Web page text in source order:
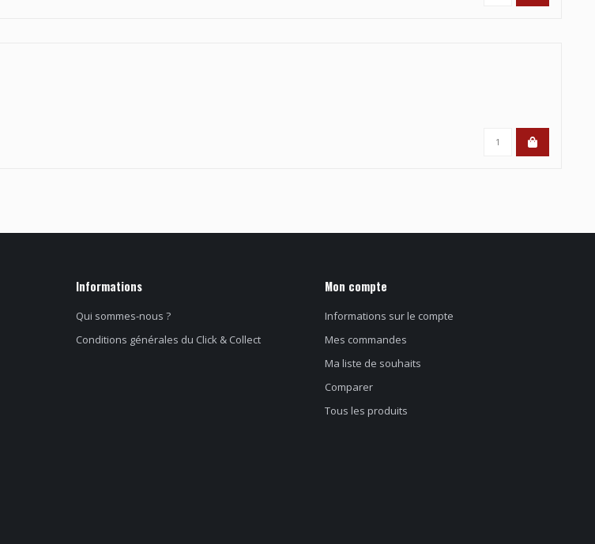
Informations
Qui sommes-nous ?
Conditions générales du Click & Collect
Mon compte
Informations sur le compte
Mes commandes
Ma liste de souhaits
Comparer
Tous les produits